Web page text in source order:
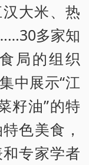
大米、热
多家知
局的组织
中展示“江
籽油”的特
色美食，
专家学者